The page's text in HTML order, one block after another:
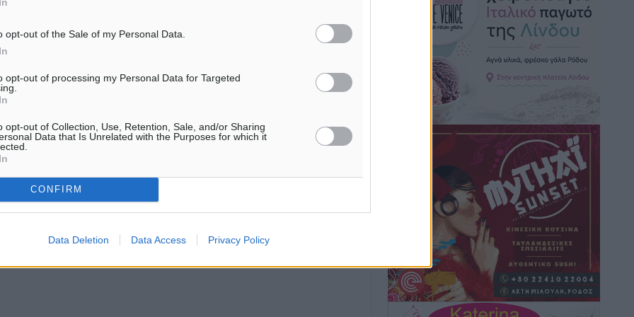
opt-out of the Sale of my Personal Data.
opt-out of processing my Personal Data for Targeted
opt-out of Collection, Use, Retention, Sale, and/or Sharing
Data that Is Unrelated with the Purposes for which it
CONFIRM
Data Deletion Data Access Privacy Policy
θα συνεχίσουμε να
και τεχνικώς
των εργοληπτών.
ποιότητα των έργων
Δόμησης
• πριν 4 ώρες
Γ. Χατζημάρκος: “Δύο μεγάλες
δεσμεύσεις Γεωργιάδη” – Κίνητρα για
τους γιατρούς των νησιών και
συνεργασία Ρόδου με το Αττικόν για το
Ακτινοθεραπευτικό
Τοπικές Ειδήσεις πριν 4 ώρες
Σούπερ μάρκετ: Διευρύνεται η εθνική
πρωτοβουλία για τις τιμές – Eρχονται
νέες συμμετοχές εταιρειών
πριν 4 ώρες
Συνελήφθησαν έξι άτομα για
ηχορύπανση από καταστήματα στο
Νότιο Αιγαίο